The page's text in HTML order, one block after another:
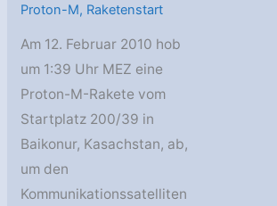
Proton-M, Raketenstart
Am 12. Februar 2010 hob
um 1:39 Uhr MEZ eine
Proton-M-Rakete vom
Startplatz 200/39 in
Baikonur, Kasachstan, ab,
um den
Kommunikationssatelliten